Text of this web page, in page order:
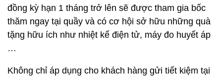
đồng kỳ hạn 1 tháng trở lên sẽ được tham gia bốc
thăm ngay tại quầy và có cơ hội sở hữu những quà
tặng hữu ích như nhiệt kế điện tử, máy đo huyết áp
…
Không chỉ áp dụng cho khách hàng gửi tiết kiệm tại